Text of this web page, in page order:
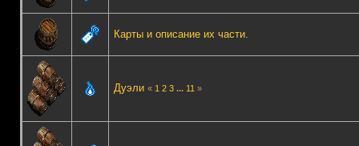
Карты и описание их части.
Дуэли « 1 2 3 ... 11 »